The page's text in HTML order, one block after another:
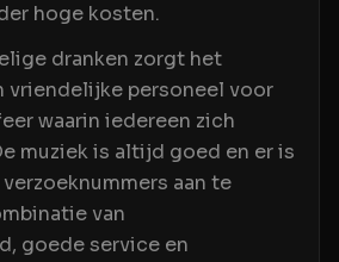
hoge kosten.
dranken zorgt het
vriendelijke personeel voor
waarin iedereen zich
muziek is altijd goed en er is
aan te
van
goede service en